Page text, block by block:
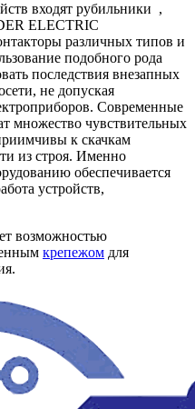
входят рубильники ,
ELECTRIC
различных типов и
подобного рода
последствия внезапных
не допуская
Современные
множество чувствительных
к скачкам
из строя. Именно
обеспечивается
устройств,
возможностью
крепежом для